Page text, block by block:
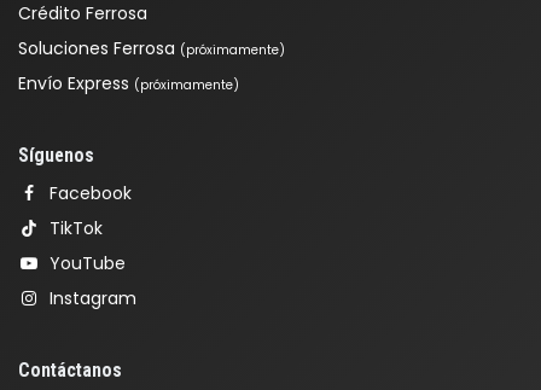
Crédito Ferrosa
Soluciones Ferrosa (próximamente)
Envío Express (próximamente)
Síguenos
Facebook
TikTok
YouTube
Instagram
Contáctanos